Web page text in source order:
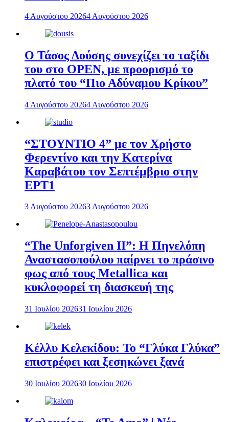
4 Αυγούστου 20264 Αυγούστου 2026
Ο Τάσος Δούσης συνεχίζει το ταξίδι
του στο OPEN, με προορισμό το
πλατό του “Πιο Αδύναμου Κρίκου”
4 Αυγούστου 20264 Αυγούστου 2026
“ΣΤΟΥΝΤΙΟ 4” με τον Χρήστο
Φερεντίνο και την Κατερίνα
Καραβάτου τον Σεπτέμβριο στην
ΕΡΤ1
3 Αυγούστου 20263 Αυγούστου 2026
“The Unforgiven II”: Η Πηνελόπη
Αναστασοπούλου παίρνει το πράσινο
φως από τους Metallica και
κυκλοφορεί τη διασκευή της
31 Ιουλίου 202631 Ιουλίου 2026
Κέλλυ Κελεκίδου: Το “Γλύκα Γλύκα”
επιστρέφει και ξεσηκώνει ξανά
30 Ιουλίου 202630 Ιουλίου 2026